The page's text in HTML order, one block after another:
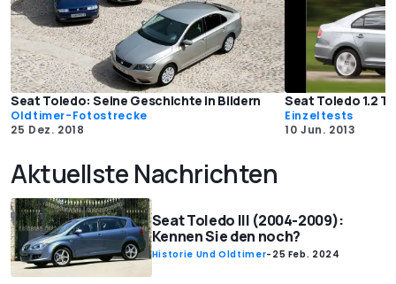
Seat Toledo: Seine Geschichte in Bildern
Oldtimer-Fotostrecke
25 Dez. 2018
Seat Toledo 1.2
Einzeltests
10 Jun. 2013
Aktuellste Nachrichten
Seat Toledo III (2004-2009):
Kennen Sie den noch?
Historie Und Oldtimer- 25 Feb. 2024